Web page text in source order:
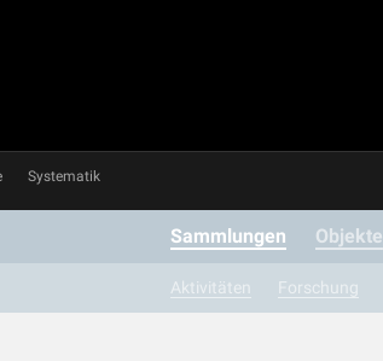
Systematik
Sammlungen Objekte
Aktivitäten Forschung